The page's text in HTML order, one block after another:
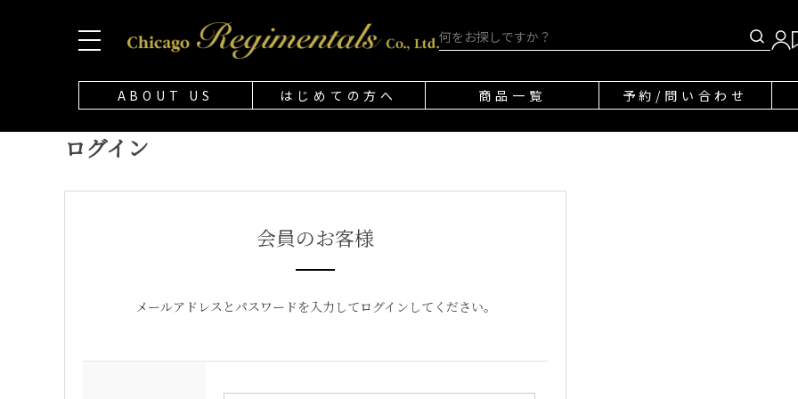
ABOUT US はじめての方へ 商品一覧 予約/問い合わせ
ログイン
会員のお客様
メールアドレスとパスワードを入力してログインしてください。